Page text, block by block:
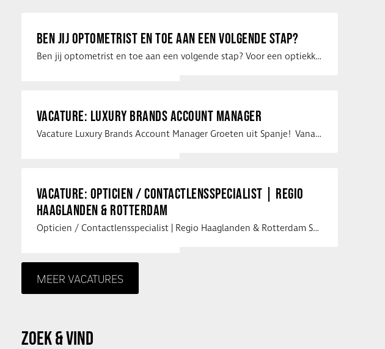
BEN JIJ OPTOMETRIST EN TOE AAN EEN VOLGENDE STAP?
Ben jij optometrist en toe aan een volgende stap? Voor een optiekketen is Eye …
VACATURE: LUXURY BRANDS ACCOUNT MANAGER
Vacature Luxury Brands Account Manager Groeten uit Spanje! Vanaf mijn …
VACATURE: OPTICIEN / CONTACTLENSSPECIALIST | REGIO
HAAGLANDEN & ROTTERDAM
Opticien / Contactlensspecialist | Regio Haaglanden & Rotterdam Saludos uit …
MEER VACATURES
ZOEK & VIND